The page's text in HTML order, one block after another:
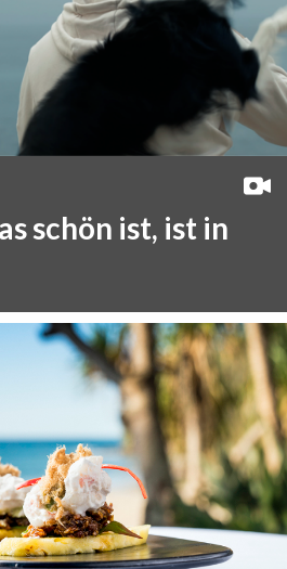
schön ist, ist in